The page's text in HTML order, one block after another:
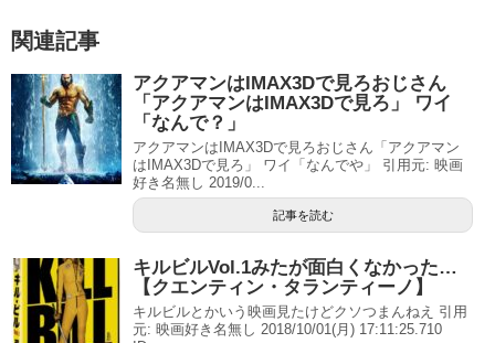
関連記事
アクアマンはIMAX3Dで見ろおじさん
「アクアマンはIMAX3Dで見ろ」 ワイ
「なんで？」
アクアマンはIMAX3Dで見ろおじさん「アクアマン
はIMAX3Dで見ろ」 ワイ「なんでや」 引用元: 映画
好き名無し 2019/0...
記事を読む
キルビルVol.1みたが面白くなかった…
【クエンティン・タランティーノ】
キルビルとかいう映画見たけどクソつまんねえ 引用
元: 映画好き名無し 2018/10/01(月) 17:11:25.710